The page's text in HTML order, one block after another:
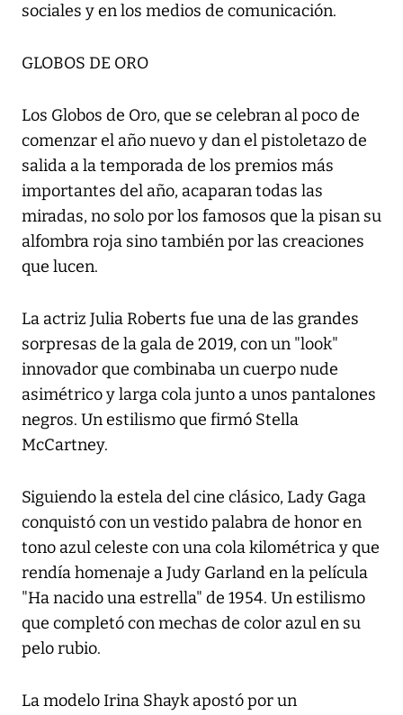
sociales y en los medios de comunicación.
GLOBOS DE ORO
Los Globos de Oro, que se celebran al poco de
comenzar el año nuevo y dan el pistoletazo de
salida a la temporada de los premios más
importantes del año, acaparan todas las
miradas, no solo por los famosos que la pisan su
alfombra roja sino también por las creaciones
que lucen.
La actriz Julia Roberts fue una de las grandes
sorpresas de la gala de 2019, con un "look"
innovador que combinaba un cuerpo nude
asimétrico y larga cola junto a unos pantalones
negros. Un estilismo que firmó Stella
McCartney.
Siguiendo la estela del cine clásico, Lady Gaga
conquistó con un vestido palabra de honor en
tono azul celeste con una cola kilométrica y que
rendía homenaje a Judy Garland en la película
"Ha nacido una estrella" de 1954. Un estilismo
que completó con mechas de color azul en su
pelo rubio.
La modelo Irina Shayk apostó por un